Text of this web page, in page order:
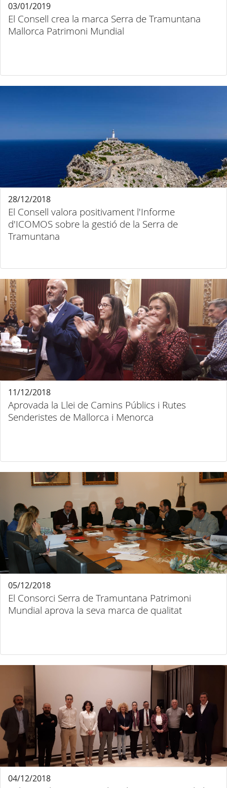
El Consell crea la marca Serra de Tramuntana
Mallorca Patrimoni Mundial
03/01/2019
El Consell valora positivament l'Informe
d'ICOMOS sobre la gestió de la Serra de
Tramuntana
28/12/2018
Aprovada la Llei de Camins Públics i Rutes
Senderistes de Mallorca i Menorca
11/12/2018
El Consorci Serra de Tramuntana Patrimoni
Mundial aprova la seva marca de qualitat
05/12/2018
04/12/2018